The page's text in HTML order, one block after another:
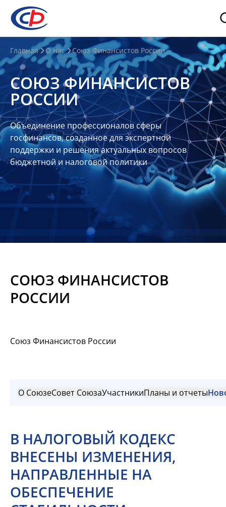
О
нас
О
СФР
Совет
Союза
Участники
Планы
отчеты
Контакты
Материалы
Главная О нас Союз Финансистов России
СОЮЗ ФИНАНСИСТОВ
РОССИИ
Объединение профессионалов сферы
госфинансов, созданное для экспертной
поддержки и решения актуальных вопросов
бюджетной и налоговой политики
СОЮЗ ФИНАНСИСТОВ
РОССИИ
Союз Финансистов России
О СоюзеСовет СоюзаУчастникиПланы и отчеты
В НАЛОГОВЫЙ КОДЕКС
ВНЕСЕНЫ ИЗМЕНЕНИЯ,
НАПРАВЛЕННЫЕ НА
ОБЕСПЕЧЕНИЕ